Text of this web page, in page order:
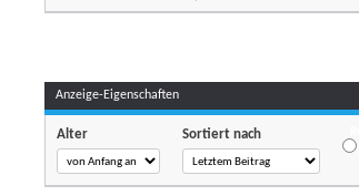
Anzeige-Eigenschaften
Alter Sortiert nach